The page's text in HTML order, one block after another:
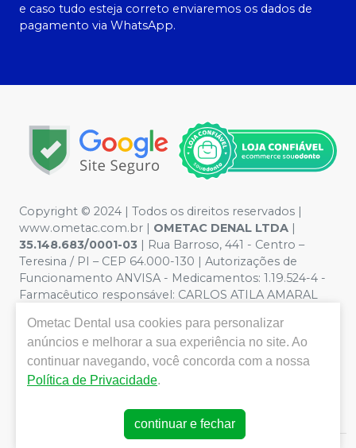
e caso tudo esteja correto enviaremos os dados de
pagamento via WhatsApp.
Copyright © 2024 | Todos os direitos reservados |
www.ometac.com.br | OMETAC DENAL LTDA |
35.148.683/0001-03 | Rua Barroso, 441 - Centro –
Teresina / PI – CEP 64.000-130 | Autorizações de
Funcionamento ANVISA - Medicamentos: 1.19.524-4 -
Farmacêutico responsável: CARLOS ATILA AMARAL
Segurança - Fotos meramente ilustrativas - Os preços e
condições da loja virtual estão sujeitos a alterações. Em
caso de divergência de preços no site, o valor válido é o
do Carrinho de Compra. Não vendemos por atacado
compras de grandes volumes pelo site.
Ometac Dental usa cookies para personalizar
anúncios e melhorar a sua experiência no site. Ao
continuar navegando, você concorda com a nossa
Política de Privacidade.
continuar e fechar